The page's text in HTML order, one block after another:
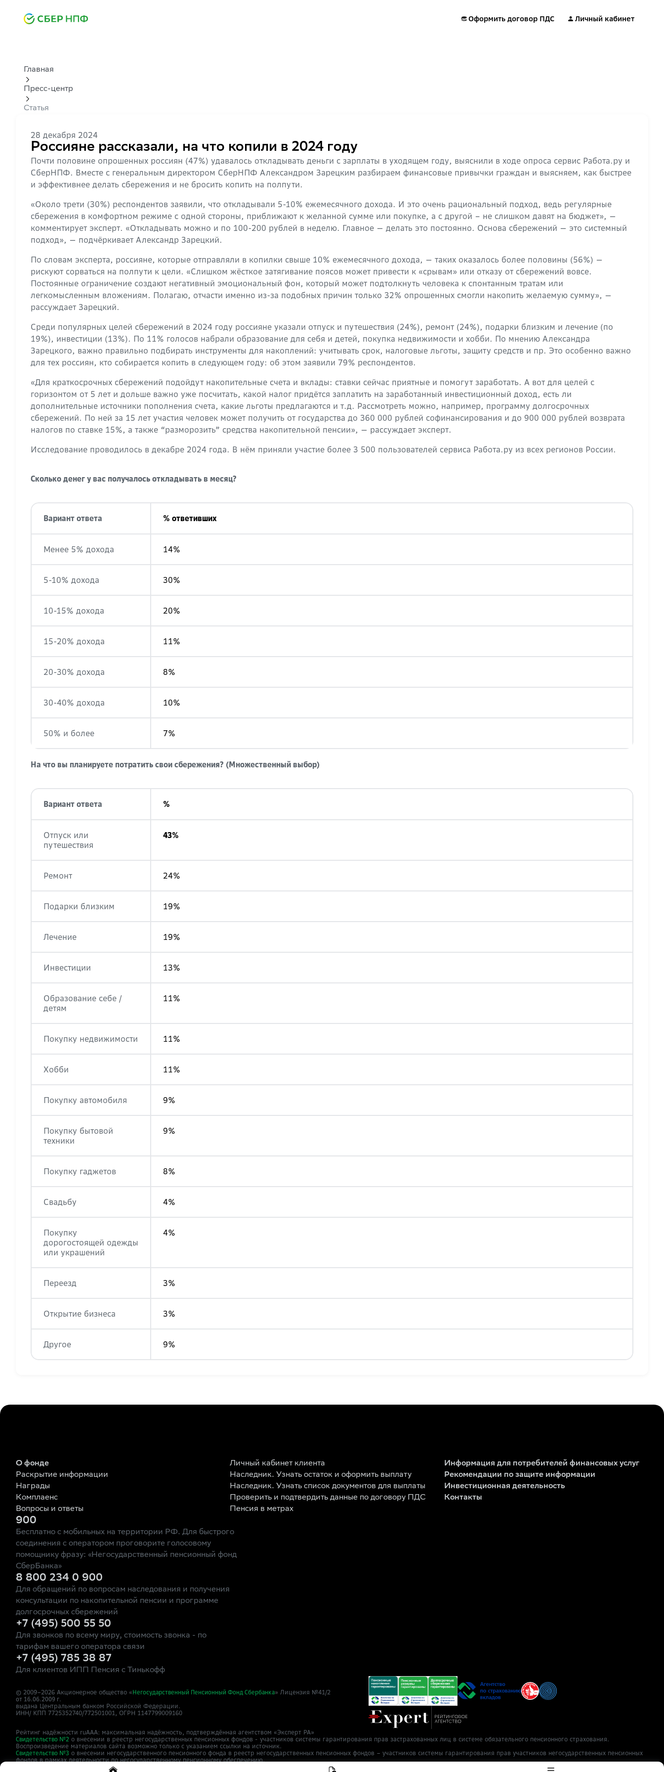
Оформить договор ПДС Личный кабинет
Главная
Пресс-центр
Статья
28 декабря 2024
Россияне рассказали, на что копили в 2024 году
Почти половине опрошенных россиян (47%) удавалось откладывать деньги с зарплаты в уходящем году, выяснили в ходе опроса сервис Работа.ру и
СберНПФ. Вместе с генеральным директором СберНПФ Александром Зарецким разбираем финансовые привычки граждан и выясняем, как быстрее
и эффективнее делать сбережения и не бросить копить на полпути.
«Около трети (30%) респондентов заявили, что откладывали 5-10% ежемесячного дохода. И это очень рациональный подход, ведь регулярные
сбережения в комфортном режиме с одной стороны, приближают к желанной сумме или покупке, а с другой – не слишком давят на бюджет», —
комментирует эксперт. «Откладывать можно и по 100-200 рублей в неделю. Главное — делать это постоянно. Основа сбережений — это системный
подход», — подчёркивает Александр Зарецкий.
По словам эксперта, россияне, которые отправляли в копилки свыше 10% ежемесячного дохода, — таких оказалось более половины (56%) —
рискуют сорваться на полпути к цели. «Слишком жёсткое затягивание поясов может привести к «срывам» или отказу от сбережений вовсе.
Постоянные ограничение создают негативный эмоциональный фон, который может подтолкнуть человека к спонтанным тратам или
легкомысленным вложениям. Полагаю, отчасти именно из-за подобных причин только 32% опрошенных смогли накопить желаемую сумму», —
рассуждает Зарецкий.
Среди популярных целей сбережений в 2024 году россияне указали отпуск и путешествия (24%), ремонт (24%), подарки близким и лечение (по
19%), инвестиции (13%). По 11% голосов набрали образование для себя и детей, покупка недвижимости и хобби. По мнению Александра
Зарецкого, важно правильно подбирать инструменты для накоплений: учитывать срок, налоговые льготы, защиту средств и пр. Это особенно важно
для тех россиян, кто собирается копить в следующем году: об этом заявили 79% респондентов.
«Для краткосрочных сбережений подойдут накопительные счета и вклады: ставки сейчас приятные и помогут заработать. А вот для целей с
горизонтом от 5 лет и дольше важно уже посчитать, какой налог придётся заплатить на заработанный инвестиционный доход, есть ли
дополнительные источники пополнения счета, какие льготы предлагаются и т.д. Рассмотреть можно, например, программу долгосрочных
сбережений. По ней за 15 лет участия человек может получить от государства до 360 000 рублей софинансирования и до 900 000 рублей возврата
налогов по ставке 15%, а также “разморозить” средства накопительной пенсии», — рассуждает эксперт.
Исследование проводилось в декабре 2024 года. В нём приняли участие более 3 500 пользователей сервиса Работа.ру из всех регионов России.
Сколько денег у вас получалось откладывать в месяц?
Вариант ответа % ответивших
Менее 5% дохода 14%
5-10% дохода 30%
10-15% дохода 20%
15-20% дохода 11%
20-30% дохода 8%
30-40% дохода 10%
50% и более 7%
На что вы планируете потратить свои сбережения? (Множественный выбор)
Вариант ответа %
Отпуск или
путешествия
43%
Ремонт 24%
Подарки близким 19%
Лечение 19%
Инвестиции 13%
Образование себе /
детям
11%
Покупку недвижимости 11%
Хобби 11%
Покупку автомобиля 9%
Покупку бытовой
техники
9%
Покупку гаджетов 8%
Свадьбу 4%
Покупку
дорогостоящей одежды
или украшений
4%
Переезд 3%
Открытие бизнеса 3%
Другое 9%
О фонде
Раскрытие информации
Награды
Комплаенс
Вопросы и ответы
Личный кабинет клиента
Наследник. Узнать остаток и оформить выплату
Наследник. Узнать список документов для выплаты
Проверить и подтвердить данные по договору ПДС
Пенсия в метрах
Информация для потребителей финансовых услуг
Рекомендации по защите информации
Инвестиционная деятельность
Контакты
900
Бесплатно с мобильных на территории РФ. Для быстрого
соединения с оператором проговорите голосовому
помощнику фразу: «Негосударственный пенсионный фонд
СберБанка»
8 800 234 0 900
Для обращений по вопросам наследования и получения
консультации по накопительной пенсии и программе
долгосрочных сбережений
+7 (495) 500 55 50
Для звонков по всему миру, стоимость звонка - по
тарифам вашего оператора связи
+7 (495) 785 38 87
Для клиентов ИПП Пенсия с Тинькофф
© 2009–2026 Акционерное общество «Негосударственный Пенсионный Фонд Сбербанка» Лицензия №41/2
от 16.06.2009 г.
выдана Центральным банком Российской Федерации.
ИНН/ КПП 7725352740/772501001, ОГРН 1147799009160
Рейтинг надёжности ruAAA: максимальная надёжность, подтверждённая агентством «Эксперт РА»
Свидетельство №2 о внесении в реестр негосударственных пенсионных фондов - участников системы гарантирования прав застрахованных лиц в системе обязательного пенсионного страхования.
Воспроизведение материалов сайта возможно только с указанием ссылки на источник.
Свидетельство №3 о внесении негосударственного пенсионного фонда в реестр негосударственных пенсионных фондов – участников системы гарантирования прав участников негосударственных пенсионных
фондов в рамках деятельности по негосударственному пенсионному обеспечению.
зарегистрирован как СМИ, Направить обращение